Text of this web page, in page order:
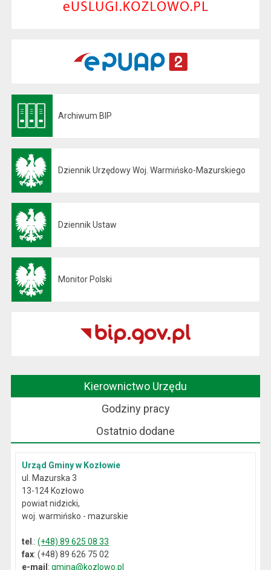
Archiwum BIP
Dziennik Urzędowy Woj. Warmińsko-Mazurskiego
Dziennik Ustaw
Monitor Polski
Kierownictwo Urzędu
Godziny pracy
Ostatnio dodane
Urząd Gminy w Kozłowie
ul. Mazurska 3
13-124 Kozłowo
powiat nidzicki,
woj. warmińsko - mazurskie
tel .:(+48) 89 625 08 33
fax: (+48) 89 626 75 02
e-mail:gmina@kozlowo.pl